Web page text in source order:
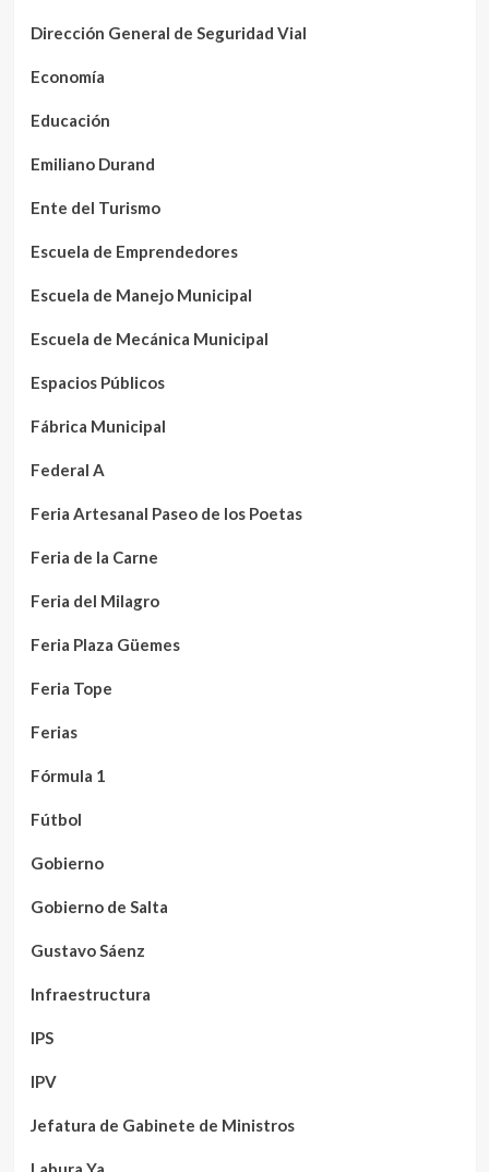
Dirección General de Seguridad Vial
Economía
Educación
Emiliano Durand
Ente del Turismo
Escuela de Emprendedores
Escuela de Manejo Municipal
Escuela de Mecánica Municipal
Espacios Públicos
Fábrica Municipal
Federal A
Feria Artesanal Paseo de los Poetas
Feria de la Carne
Feria del Milagro
Feria Plaza Güemes
Feria Tope
Ferias
Fórmula 1
Fútbol
Gobierno
Gobierno de Salta
Gustavo Sáenz
Infraestructura
IPS
IPV
Jefatura de Gabinete de Ministros